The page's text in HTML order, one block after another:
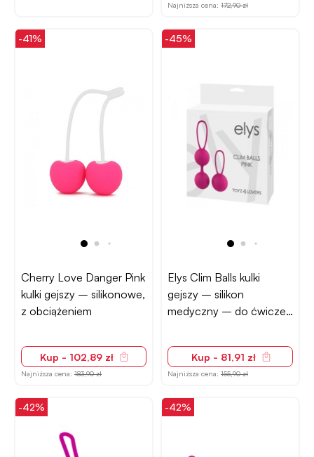
Najniższa cena: 172,90 zł
-41%
Cherry Love Danger Pink
kulki gejszy – silikonowe,
z obciążeniem
Kup - 102,89 zł
Najniższa cena: 183,90 zł
-45%
Elys Clim Balls kulki
gejszy – silikon
medyczny – do ćwiczeń
Kup - 81,91 zł
Najniższa cena: 155,90 zł
-42% -42%